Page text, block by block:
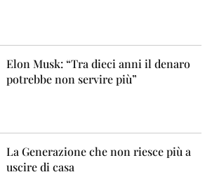
Elon Musk: “Tra dieci anni il denaro
potrebbe non servire più”
La Generazione che non riesce più a
uscire di casa